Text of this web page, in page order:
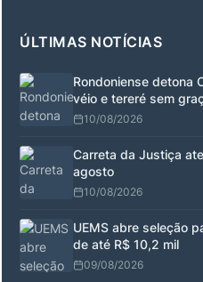
ÚLTIMAS NOTÍCIAS
Rondoniense detona
véio e tereré sem
10/08/2026
Carreta da Justiça
agosto
10/08/2026
UEMS abre seleção
de até R$ 10,2 mil
09/08/2026